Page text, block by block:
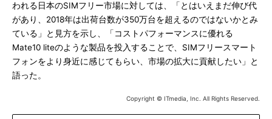
われる日本のSIMフリー市場に対しては、「とはいえまだ伸び代
があり、2018年は出荷台数が350万台を超えるのではないかとみ
ている」と見方を示し、「コストパフォーマンスに優れる
Mate10 liteのような製品を投入することで、SIMフリースマート
フォンをより身近に感じてもらい、市場の拡大に貢献したい」と
語った。
Copyright © ITmedia, Inc. All Rights Reserved.